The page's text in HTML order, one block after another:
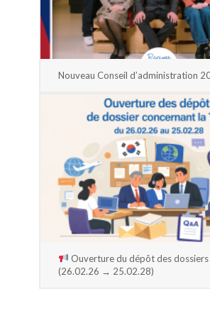
Nouveau Conseil d’administration
Ouverture du dépôt des dossiers
(26.02.26 → 25.02.28)